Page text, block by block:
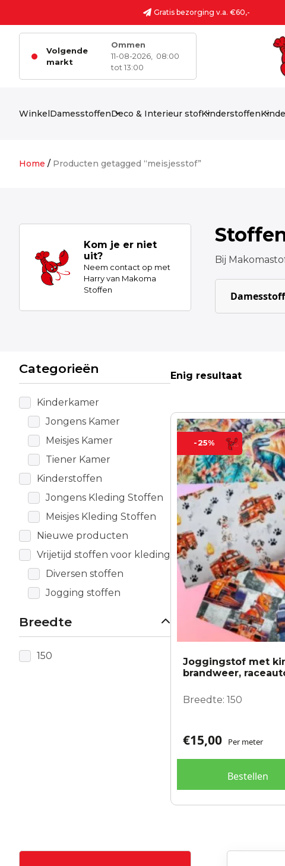
Gratis bezorging v.a. €60,-
Volgende
markt
Ommen
11-08-2026,
08:00
tot 13:00
WinkelDamesstoffenDeco & Interieur stofKinderstoffen
Home / Producten getagged “meisjesstof”
Kom je er niet
uit?
Neem contact op met
Harry van Makoma
Stoffen
Bij
Categorieën
Kinderkamer
Jongens Kamer
Meisjes Kamer
Tiener Kamer
Kinderstoffen
Jongens Kleding Stoffen
Meisjes Kleding Stoffen
Nieuwe producten
Vrijetijd stoffen voor kleding
Diversen stoffen
Jogging stoffen
Breedte
150
Enig resultaat
-25%
Joggingstof met
brandweer,
Breedte: 150
€15,00 Per meter
Bestellen
Dit
product
heeft
meerdere
variaties.
Deze
optie
kan
gekozen
worden
op
de
productpagina